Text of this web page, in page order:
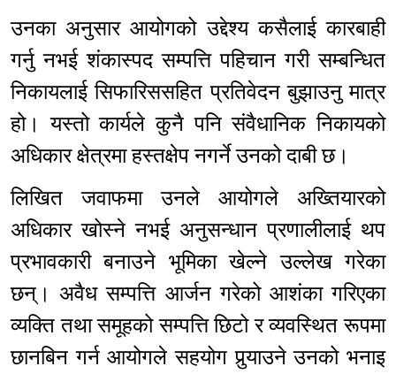
उनका अनुसार आयोगको उद्देश्य कसैलाई कारबाही
गर्नु नभई शंकास्पद सम्पत्ति पहिचान गरी सम्बन्धित
निकायलाई सिफारिससहित प्रतिवेदन बुझाउनु मात्र
हो। यस्तो कार्यले कुनै पनि संवैधानिक निकायको
अधिकार क्षेत्रमा हस्तक्षेप नगर्ने उनको दाबी छ।
लिखित जवाफमा उनले आयोगले अख्तियारको
अधिकार खोस्ने नभई अनुसन्धान प्रणालीलाई थप
प्रभावकारी बनाउने भूमिका खेल्ने उल्लेख गरेका
छन्। अवैध सम्पत्ति आर्जन गरेको आशंका गरिएका
व्यक्ति तथा समूहको सम्पत्ति छिटो र व्यवस्थित रूपमा
छानबिन गर्न आयोगले सहयोग पुर्‍याउने उनको भनाइ